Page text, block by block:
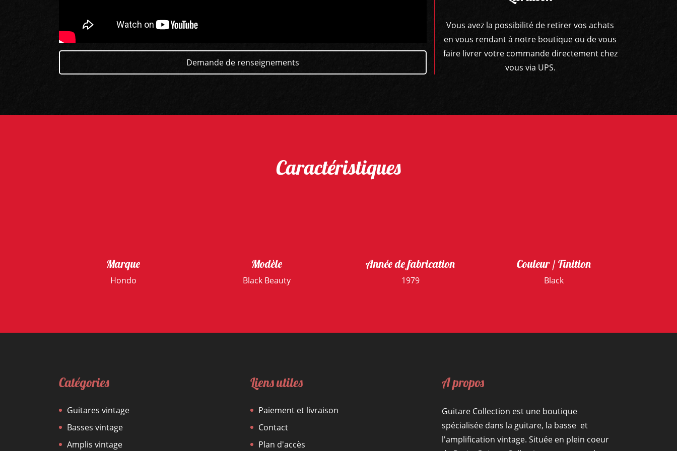
Demande de renseignements
Vous avez la possibilité de retirer vos achats
en vous rendant à notre boutique ou de vous
faire livrer votre commande directement chez
vous via UPS.
Caractéristiques
Marque
Hondo
Modèle
Black Beauty
Année de fabrication
1979
Couleur / Finition
Black
Catégories
Guitares vintage
Basses vintage
Amplis vintage
Liens utiles
Paiement et livraison
Contact
Plan d'accès
A propos
Guitare Collection est une boutique
spécialisée dans la guitare, la basse et
l'amplification vintage. Située en plein coeur